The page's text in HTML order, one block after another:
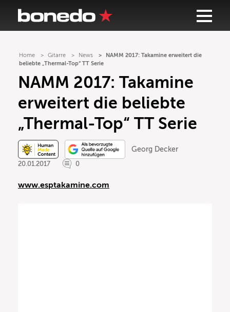
Home Gitarre News
NAMM 2017: Takamine erweitert die
beliebte „Thermal-Top“ TT Serie
NAMM 2017: Takamine
erweitert die beliebte
„Thermal-Top“ TT Serie
Georg Decker
20.01.2017
0
www.esptakamine.com